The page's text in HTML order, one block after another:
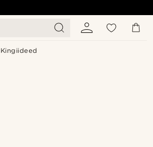
Kingiideed